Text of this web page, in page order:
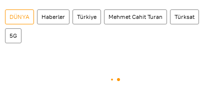
DÜNYA Haberler Türkiye Mehmet Cahit Turan Türksat
5G